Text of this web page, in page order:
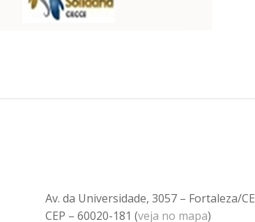
Av. da Universidade, 3057 – Fortaleza/CE
CEP – 60020-181 (veja no mapa)